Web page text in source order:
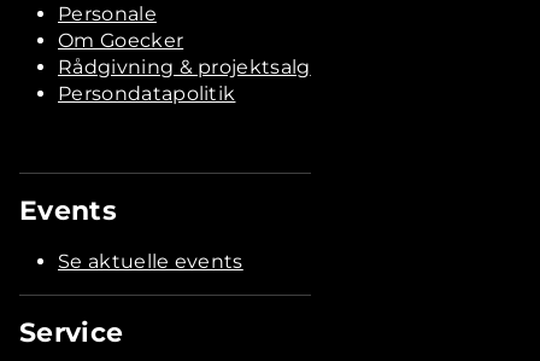
Personale
Om Goecker
Rådgivning & projektsalg
Persondatapolitik
Events
Se aktuelle events
Service